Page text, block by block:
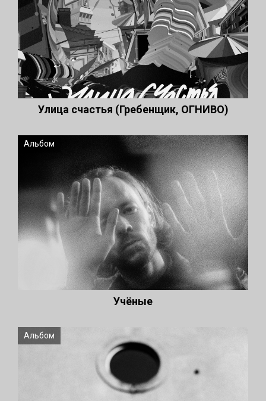
Улица счастья (Гребенщик, ОГНИВО)
Альбом
Учёные
Альбом